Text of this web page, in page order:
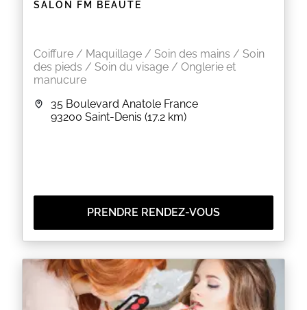
SALON FM BEAUTÉ
Coiffure / Maquillage / Soin des mains / Soin
des pieds / Soin du visage / Onglerie et
manucure
35 Boulevard Anatole France
93200 Saint-Denis (17.2 km)
PRENDRE RENDEZ-VOUS